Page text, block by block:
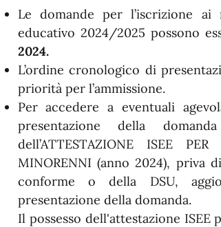
Le domande per l’iscrizione
educativo 2024/2025 possono
2024.
L’ordine cronologico di
priorità per l’ammissione.
Per accedere a eventuali
presentazione della
dell’ATTESTAZIONE ISEE
MINORENNI (anno 2024), priva
conforme o della DSU,
presentazione della domanda.
Il possesso dell'attestazione